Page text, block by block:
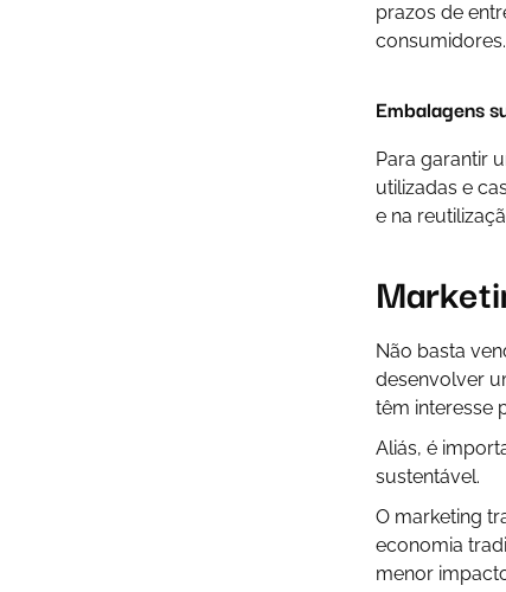
prazos de
consumidores.
Embalagens
Para garantir
utilizadas e
e na
Não basta
desenvolver
têm interesse
Aliás, é
sustentável.
O marketing
economia
menor